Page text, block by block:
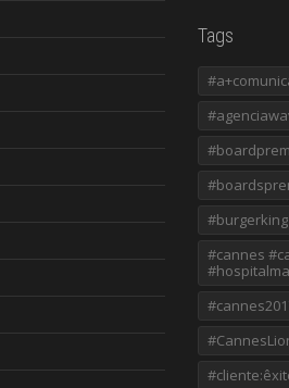
Tags
#burgerking
#cannes